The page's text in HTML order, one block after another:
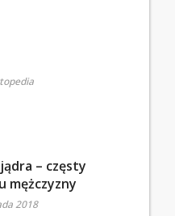
– częsty
mężczyzny
2018